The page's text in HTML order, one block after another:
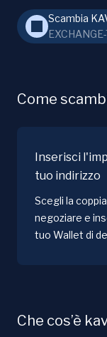
Scambia
Come
Inserisci
tuo indirizzo
Scegli la
negoziare e
tuo Wallet di
Che cos’è